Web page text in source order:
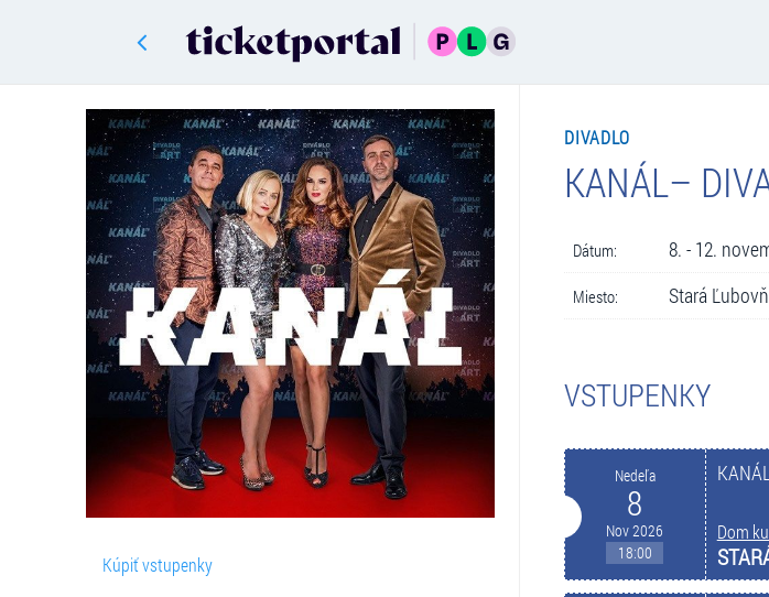
Kúpiť vstupenky
DIVADLO
KANÁL–
Dátum: 8. - 12.
Miesto: Stará
VSTUPENKY
Nedeľa
8
Nov 2026
18:00
Dom